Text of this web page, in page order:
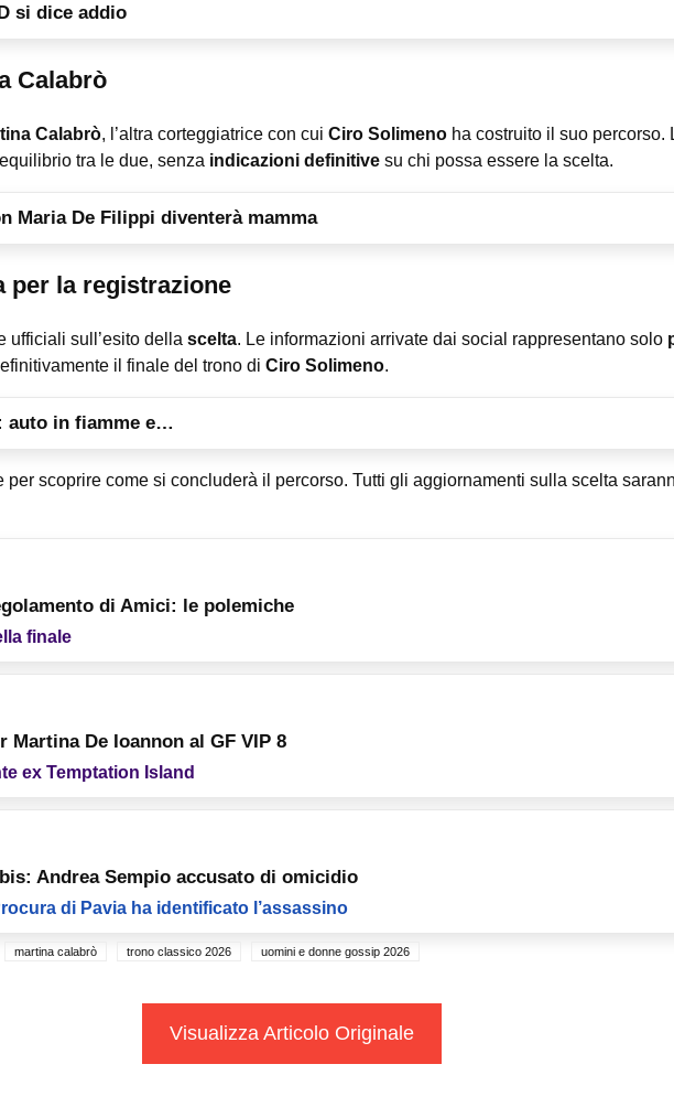
si dice addio
Calabrò
Calabrò, l’altra corteggiatrice con cui Ciro Solimeno ha costruito il suo percorso.
tra le due, senza indicazioni definitive su chi possa essere la scelta.
Maria De Filippi diventerà mamma
per la registrazione
ufficiali sull’esito della scelta. Le informazioni arrivate dai social rappresentano solo
il finale del trono di Ciro Solimeno.
auto in fiamme e…
per scoprire come si concluderà il percorso. Tutti gli aggiornamenti sulla scelta
di Amici: le polemiche
finale
De Ioannon al GF VIP 8
ex Temptation Island
Andrea Sempio accusato di omicidio
di Pavia ha identificato l’assassino
martina calabrò trono classico 2026 uomini e donne gossip 2026
Visualizza Articolo Originale